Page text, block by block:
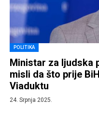
POLITIKA
Ministar za ljudska
misli da što prije
Viaduktu
24. Srpnja 2025.